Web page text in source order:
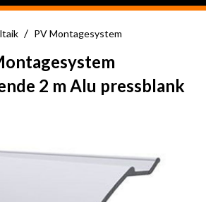
/ PV Montagesystem
2 m Alu pressblank